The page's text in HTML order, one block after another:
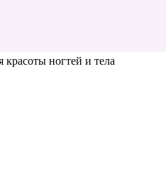
красоты ногтей и тела